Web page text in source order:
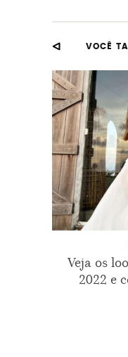
VOCÊ
Veja os
2022 e